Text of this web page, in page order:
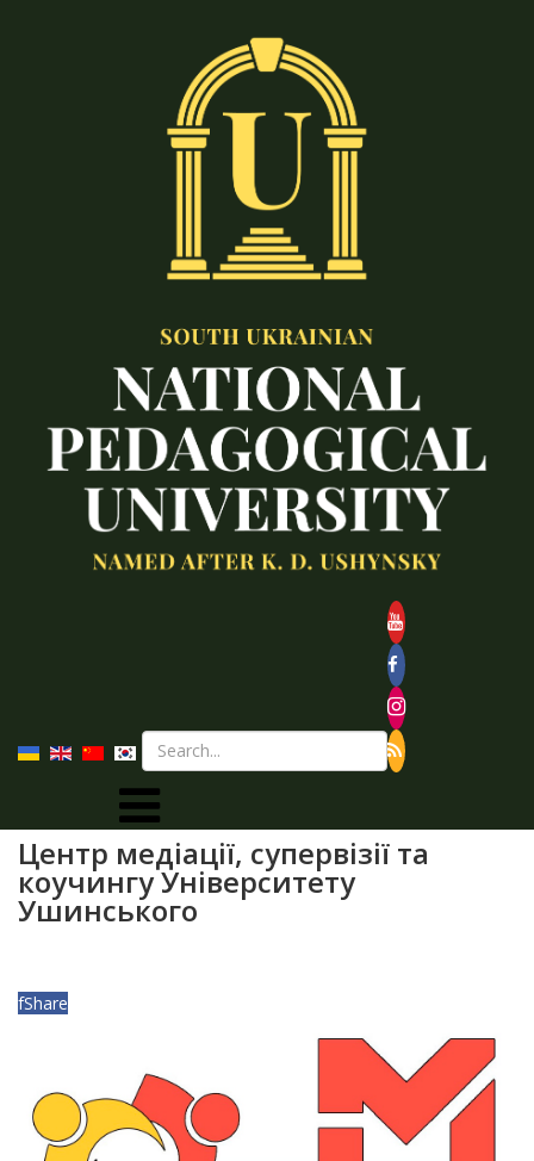
Центр медіації, супервізії та
коучингу Університету
Ушинського
fShare